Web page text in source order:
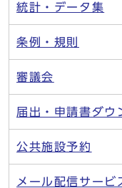
統計・データ集
条例・規則
審議会
届出・申請書ダウ
公共施設予約
メール配信サービ